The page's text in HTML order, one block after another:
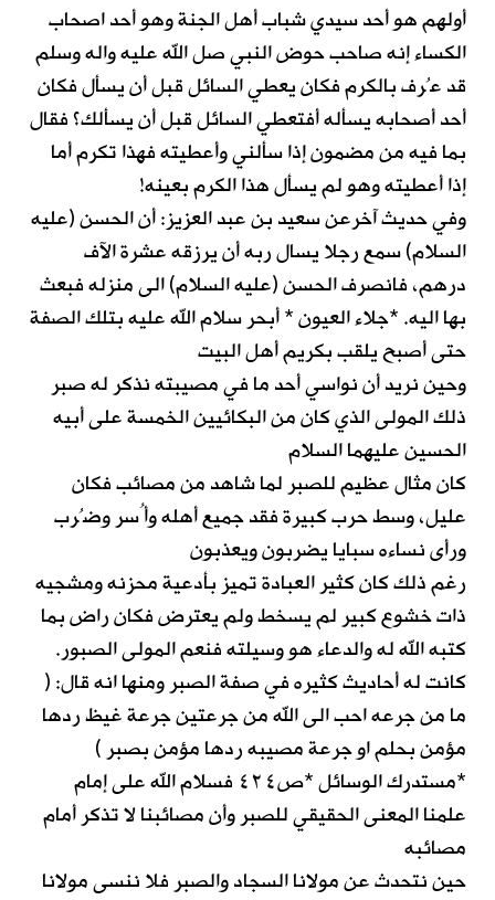
أولهم هو أحد سيدي شباب أهل الجنة وهو أحد اصحاب
الكساء إنه صاحب حوض النبي صل الله عليه واله وسلم
قد عُرف بالكرم فكان يعطي السائل قبل أن يسأل فكان
أحد أصحابه يسأله أفتعطي السائل قبل أن يسألك؟ فقال
بما فيه من مضمون إذا سألني وأعطيته فهذا تكرم أما
إذا أعطيته وهو لم يسأل هذا الكرم بعينه!
وفي حديث آخرعن سعيد بن عبد العزيز: أن الحسن (عليه
السلام) سمع رجلا يسال ربه أن يرزقه عشرة الآف
درهم، فانصرف الحسن (عليه السلام) الى منزله فبعث
بها اليه. *جلاء العيون * أبحر سلام الله عليه بتلك الصفة
حتى أصبح يلقب بكريم أهل البيت
وحين نريد أن نواسي أحد ما في مصيبته نذكر له صبر
ذلك المولى الذي كان من البكائيين الخمسة على أبيه
الحسين عليهما السلام
كان مثال عظيم للصبر لما شاهد من مصائب فكان
عليل، وسط حرب كبيرة فقد جميع أهله وأُسر وضُرب
ورأى نساءه سبايا يضربون ويعذبون
رغم ذلك كان كثير العبادة تميز بأدعية محزنه ومشجيه
ذات خشوع كبير لم يسخط ولم يعترض فكان راض بما
كتبه الله له والدعاء هو وسيلته فنعم المولى الصبور.
كانت له أحاديث كثيره في صفة الصبر ومنها انه قال: (
ما من جرعه احب الى الله من جرعتين جرعة غيظ ردها
مؤمن بحلم او جرعة مصيبه ردها مؤمن بصبر )
*مستدرك الوسائل *ص٤٢٤ فسلام الله على إمام
علمنا المعنى الحقيقي للصبر وأن مصائبنا لا تذكر أمام
مصائبه
حين نتحدث عن مولانا السجاد والصبر فلا ننسى مولانا